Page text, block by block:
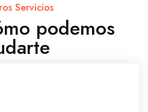
Servicios
podemos